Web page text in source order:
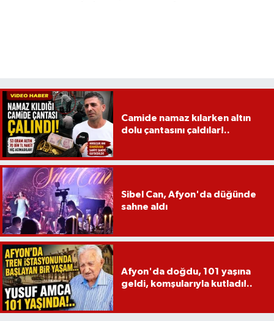
Camide namaz kılarken altın
dolu çantasını çaldılar!..
Sibel Can, Afyon'da düğünde
sahne aldı
Afyon'da doğdu, 101 yaşına
geldi, komşularıyla kutladı!..